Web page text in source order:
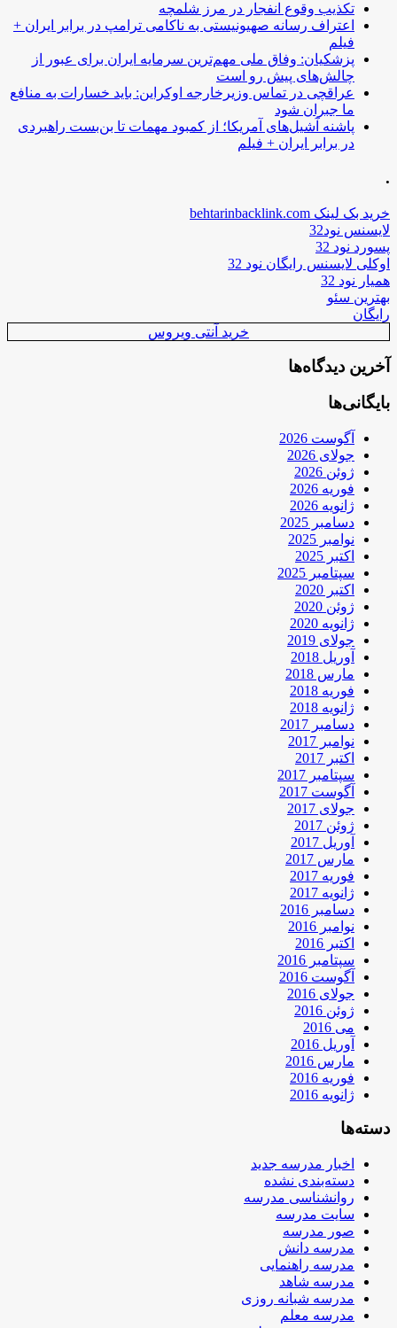
تکذیب وقوع انفجار در مرز شلمچه
اعتراف رسانه صهیونیستی به ناکامی ترامپ در برابر ایران +
فیلم
پزشکیان: وفاق ملی مهم‌ترین سرمایه ایران برای عبور از
چالش‌های پیش رو است
عراقچی در تماس وزیرخارجه اوکراین: باید خسارات به منافع
ما جبران شود
پاشنه آشیل‌های آمریکا؛ از کمبود مهمات تا بن‌بست راهبردی
در برابر ایران + فیلم
.
خرید بک لینک behtarinbacklink.com
لایسنس نود32
پسورد نود 32
اوکلی لایسنس رایگان نود 32
همیار نود 32
بهترین سئو
رایگان
خرید آنتی ویروس
آخرین دیدگاه‌ها
بایگانی‌ها
آگوست 2026
جولای 2026
ژوئن 2026
فوریه 2026
ژانویه 2026
دسامبر 2025
نوامبر 2025
اکتبر 2025
سپتامبر 2025
اکتبر 2020
ژوئن 2020
ژانویه 2020
جولای 2019
آوریل 2018
مارس 2018
فوریه 2018
ژانویه 2018
دسامبر 2017
نوامبر 2017
اکتبر 2017
سپتامبر 2017
آگوست 2017
جولای 2017
ژوئن 2017
آوریل 2017
مارس 2017
فوریه 2017
ژانویه 2017
دسامبر 2016
نوامبر 2016
اکتبر 2016
سپتامبر 2016
آگوست 2016
جولای 2016
ژوئن 2016
می 2016
آوریل 2016
مارس 2016
فوریه 2016
ژانویه 2016
دسته‌ها
اخبار مدرسه جدید
دسته‌بندی نشده
روانشناسی مدرسه
سایت مدرسه
صور مدرسه
مدرسه دانش
مدرسه راهنمایی
مدرسه شاهد
مدرسه شبانه روزی
مدرسه معلم